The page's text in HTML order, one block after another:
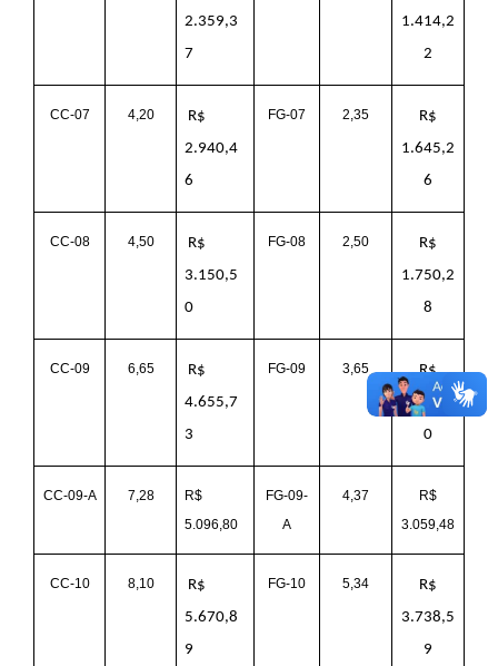
2.359,3
7
1.414,2
2
CC-07 4,20
R$
2.940,4
6
FG-07 2,35
R$
1.645,2
6
CC-08 4,50
R$
3.150,5
0
FG-08 2,50
R$
1.750,2
8
CC-09 6,65
R$
4.655,7
3
FG-09 3,65
R$
2.555,4
0
CC-09-A 7,28
R$
5.096,80
FG-09-
A
4,37
R$
3.059,48
CC-10 8,10
R$
5.670,8
9
FG-10 5,34
R$
3.738,5
9